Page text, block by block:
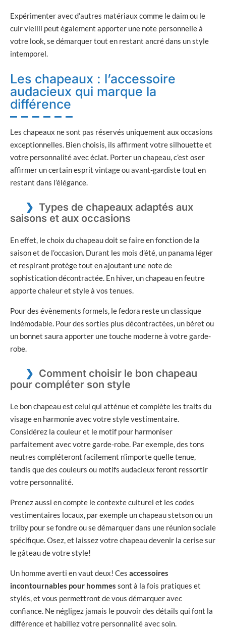
Expérimenter avec d’autres matériaux comme le daim ou le
cuir vieilli peut également apporter une note personnelle à
votre look, se démarquer tout en restant ancré dans un style
intemporel.
Les chapeaux : l’accessoire
audacieux qui marque la
différence
Les chapeaux ne sont pas réservés uniquement aux occasions
exceptionnelles. Bien choisis, ils affirment votre silhouette et
votre personnalité avec éclat. Porter un chapeau, c’est oser
affirmer un certain esprit vintage ou avant-gardiste tout en
restant dans l’élégance.
Types de chapeaux adaptés aux
saisons et aux occasions
En effet, le choix du chapeau doit se faire en fonction de la
saison et de l’occasion. Durant les mois d’été, un panama léger
et respirant protège tout en ajoutant une note de
sophistication décontractée. En hiver, un chapeau en feutre
apporte chaleur et style à vos tenues.
Pour des évènements formels, le fedora reste un classique
indémodable. Pour des sorties plus décontractées, un béret ou
un bonnet saura apporter une touche moderne à votre garde-
robe.
Comment choisir le bon chapeau
pour compléter son style
Le bon chapeau est celui qui atténue et complète les traits du
visage en harmonie avec votre style vestimentaire.
Considérez la couleur et le motif pour harmoniser
parfaitement avec votre garde-robe. Par exemple, des tons
neutres compléteront facilement n’importe quelle tenue,
tandis que des couleurs ou motifs audacieux feront ressortir
votre personnalité.
Prenez aussi en compte le contexte culturel et les codes
vestimentaires locaux, par exemple un chapeau stetson ou un
trilby pour se fondre ou se démarquer dans une réunion sociale
spécifique. Osez, et laissez votre chapeau devenir la cerise sur
le gâteau de votre style!
Un homme averti en vaut deux! Ces accessoires
incontournables pour hommes sont à la fois pratiques et
stylés, et vous permettront de vous démarquer avec
confiance. Ne négligez jamais le pouvoir des détails qui font la
différence et habillez votre personnalité avec soin.